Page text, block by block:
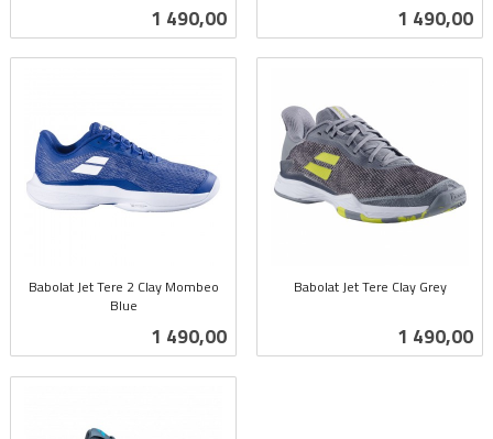
Pris
1 490,00 Pris
1 490,00
Babolat Jet Tere 2 Clay Mombeo
Blue
Pris
1 490,00
Babolat Jet Tere Clay Grey
Pris
1 490,00